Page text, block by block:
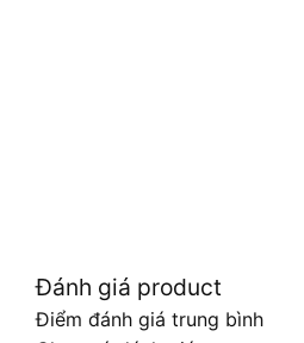
Đánh giá product
Điểm đánh giá trung bình